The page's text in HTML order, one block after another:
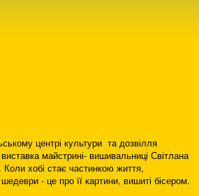
центрі культури та дозвілля
майстрині- вишивальниці Світлана
хобі стає частинкою життя,
- це про її картини, вишиті бісером.